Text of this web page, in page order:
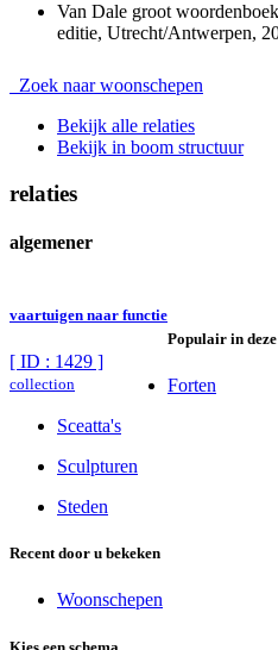
Van Dale groot
editie, Utrecht/Antwerpen,
Zoek naar woonschepen
Bekijk alle relaties
Bekijk in boom structuur
relaties
algemener
vaartuigen naar functie
[ ID : 1429 ]
collection
Populair in
Forten
Sceatta's
Sculpturen
Steden
Recent door u bekeken
Woonschepen